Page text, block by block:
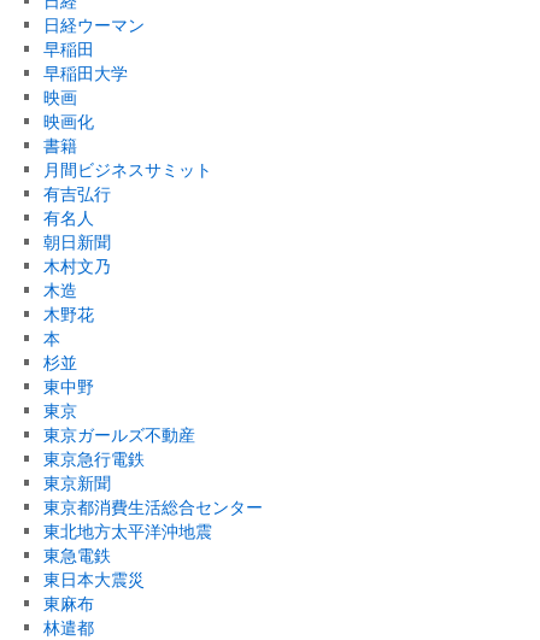
日経ウーマン
早稲田
早稲田大学
映画
映画化
書籍
月間ビジネスサミット
有吉弘行
有名人
朝日新聞
木村文乃
木造
木野花
本
杉並
東中野
東京
東京ガールズ不動産
東京急行電鉄
東京新聞
東京都消費生活総合センター
東北地方太平洋沖地震
東急電鉄
東日本大震災
東麻布
林遣都